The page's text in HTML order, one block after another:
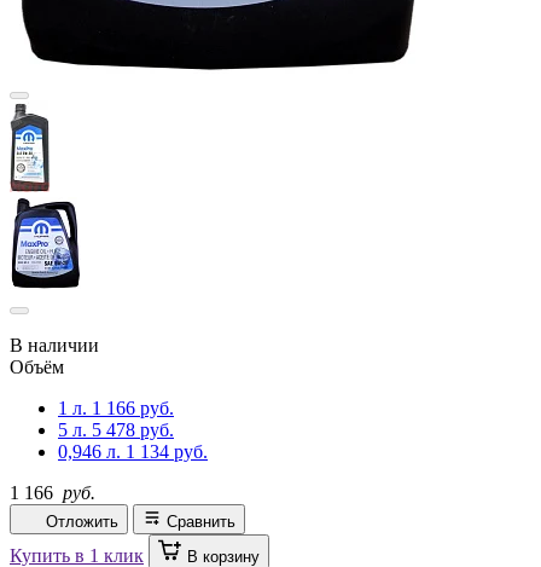
В наличии
Объём
1 л. 1 166 руб.
5 л. 5 478 руб.
0,946 л. 1 134 руб.
1 166 руб.
Отложить Сравнить
Купить в 1 клик В корзину